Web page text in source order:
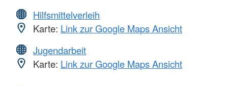
Hilfsmittelverleih
Karte: Link zur Google Maps Ansicht
Jugendarbeit
Karte: Link zur Google Maps Ansicht